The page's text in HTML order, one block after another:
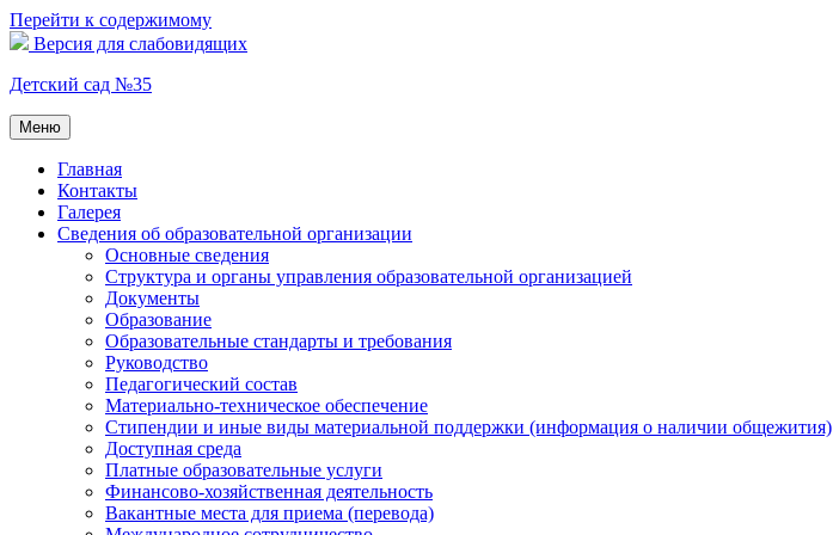
Перейти к содержимому
Версия для слабовидящих
Детский сад №35
Меню
Главная
Контакты
Галерея
Сведения об образовательной организации
Основные сведения
Структура и органы управления образовательной организацией
Документы
Образование
Образовательные стандарты и требования
Руководство
Педагогический состав
Материально-техническое обеспечение
Стипендии и иные виды материальной поддержки (информация о наличии общежития)
Доступная среда
Платные образовательные услуги
Финансово-хозяйственная деятельность
Вакантные места для приема (перевода)